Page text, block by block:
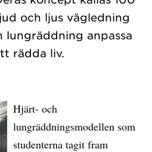
och ljus vägledning
anpassa
Hjärt- och
lungräddningsmodellen som
studenterna tagit fram